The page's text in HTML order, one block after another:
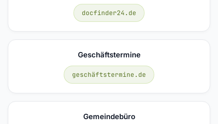
docfinder24.de
Geschäftstermine
geschäftstermine.de
Gemeindebüro